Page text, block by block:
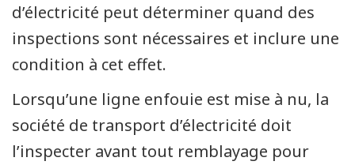
d’électricité peut déterminer quand des
inspections sont nécessaires et inclure une
condition à cet effet.
Lorsqu’une ligne enfouie est mise à nu, la
société de transport d’électricité doit
l’inspecter avant tout remblayage pour